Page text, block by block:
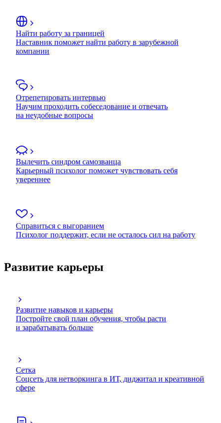
Найти работу за границей
Наставник поможет найти работу в зарубежной
компании
Отрепетировать интервью
Научим проходить собеседование и отвечать
на неудобные вопросы
Вылечить синдром самозванца
Карьерный психолог поможет чувствовать себя
увереннее
Справиться с выгоранием
Психолог поддержит, если не осталось сил на работу
Развитие карьеры
Развитие навыков и карьеры
Постройте свой план обучения, чтобы расти
и зарабатывать больше
Сетка
Соцсеть для нетворкинга в ИТ, диджитал и креативной
сфере